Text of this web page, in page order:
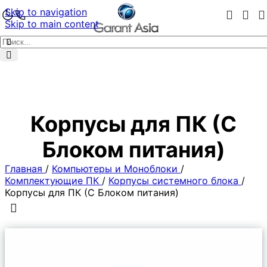
Skip to navigation
Skip to main content
Корпусы для ПК (С
Блоком питания)
Главная / Компьютеры и Моноблоки /
Комплектующие ПК / Корпусы системного блока /
Корпусы для ПК (С Блоком питания)